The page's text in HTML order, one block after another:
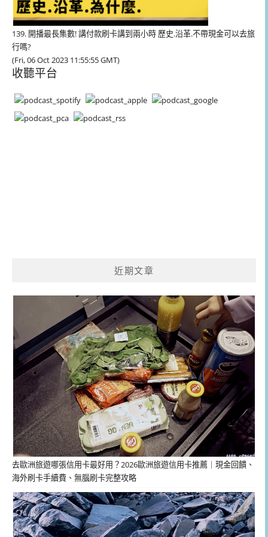
139. 開播最長集數! 講付款刷卡講到兩小時 歷史.沿革.不帶現金可以去旅
行嗎?
(Fri, 06 Oct 2023 11:55:55 GMT)
收聽平台
近期文章
去歐洲旅遊哪張信用卡最好用？2026歐洲旅遊信用卡推薦｜現金回饋、
海外刷卡手續費、無腦刷卡完整攻略